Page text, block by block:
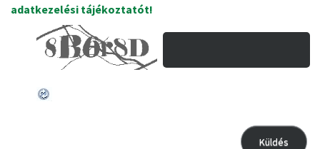
adatkezelési tájékoztatót!